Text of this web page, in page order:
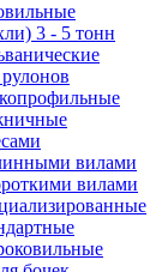
3 - 5 тонн
вилами
вилами